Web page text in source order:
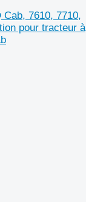
7610, 7710,
pour tracteur à